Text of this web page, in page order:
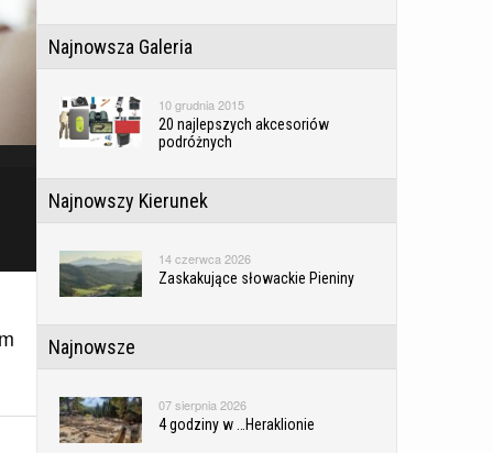
Najnowsza Galeria
10 grudnia 2015
20 najlepszych akcesoriów
podróżnych
Najnowszy Kierunek
14 czerwca 2026
Zaskakujące słowackie Pieniny
Najnowsze
07 sierpnia 2026
4 godziny w …Heraklionie